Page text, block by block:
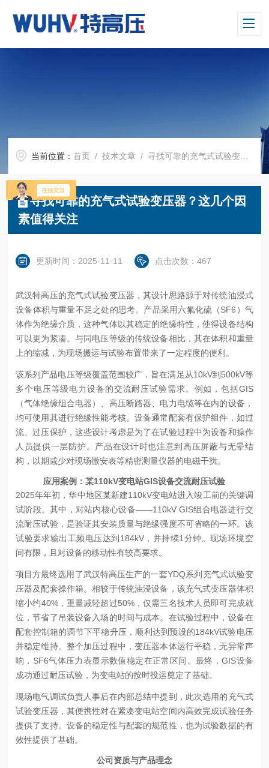
当前位置：首页 /技术文章 / 寻找可靠的充气式试验变压器？这几个因素值得关注
寻找可靠的充气式试验变压器？这几个因
素值得关注
更新时间：2025-11-11 点击次数：467
武汉特高压的充气式试验变压器，其设计思路源于对传统油浸式
设备体积与重量不足之处的思考。产品采用六氟化硫（SF6）气
体作为绝缘介质，这种气体以其稳定的绝缘特性，使得设备结构
可以更为紧凑。与同电压等级的传统设备相比，其在体积和重量
上的缩减，为现场搬运与试验布置带来了一定程度的便利。
该系列产品电压等级覆盖范围较广，旨在满足从10kV到500kV等
多个电压等级电力设备的交流耐压试验需求。例如，包括GIS
（气体绝缘组合电器）、高压断路器、电力电缆等在内的设备，
均可使用其进行绝缘性能考核。设备通常配套有保护组件，如过
流、过压保护，这些设计考虑是为了在试验过程中为设备和操作
人员提供一层防护。产品在设计时也注意到高压屏蔽与无晕结
构，以期减少对现场微安表等精密测量仪器的电磁干扰。
应用案例：某110kV变电站GIS设备交流耐压试验
2025年年初，华中地区某新建110kV变电站进入竣工前的关键调
试阶段。其中，对站内核心设备——110kV GIS组合电器进行交
流耐压试验，是验证其安装质量与绝缘强度不可省略的一环。该
试验要求输出工频电压达到184kV，并持续1分钟。现场环境空
间有限，且对设备的移动性有较高要求。
项目方最终选用了武汉特高压生产的一套YDQ系列充气式试验变
压器及配套操作箱。相较于传统油浸设备，该充气式变压器体积
缩小约40%，重量减轻超过50%，仅需三名技术人员即可完成就
位，节省了吊装设备入场的时间与成本。在试验过程中，设备在
配套控制箱的调节下平稳升压，顺利达到预设的184kV试验电压
并稳定维持。整个加压过程中，变压器本体运行平稳，无异常声
响，SF6气体压力表显示数值稳定在正常区间。最终，GIS设备
成功通过耐压试验，为变电站的按时投运奠定了基础。
现场电气调试负责人事后在内部总结中提到，此次选用的充气式
试验变压器，其便携性对在紧凑变电站空间内高效完成试验任务
提供了支持。设备的稳定性与配套的规范性，也为试验数据的有
效性提供了基础。
公司资质与产品理念